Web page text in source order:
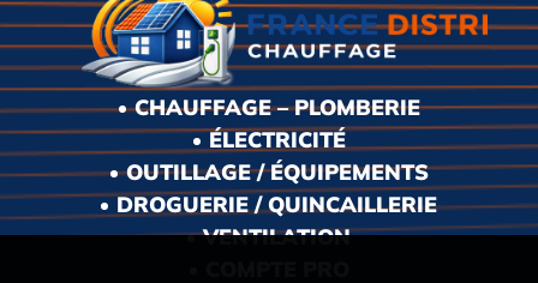
CHAUFFAGE – PLOMBERIE
ÉLECTRICITÉ
OUTILLAGE / ÉQUIPEMENTS
DROGUERIE / QUINCAILLERIE
VENTILATION